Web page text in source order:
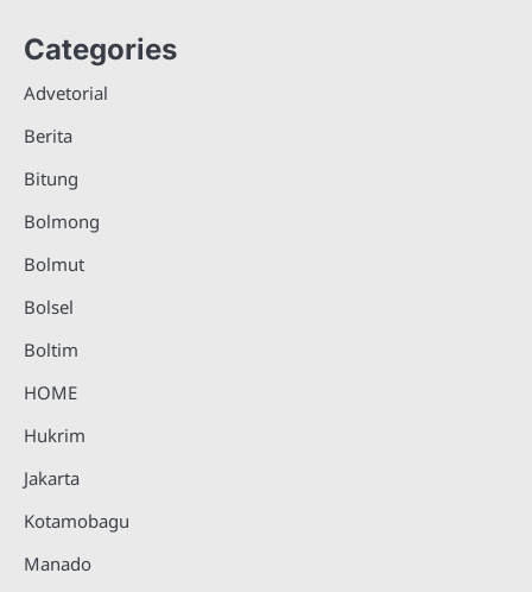
Categories
Advetorial
Berita
Bitung
Bolmong
Bolmut
Bolsel
Boltim
HOME
Hukrim
Jakarta
Kotamobagu
Manado